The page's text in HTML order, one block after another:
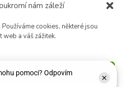
nám záleží
cookies, některé jsou
a váš zážitek.